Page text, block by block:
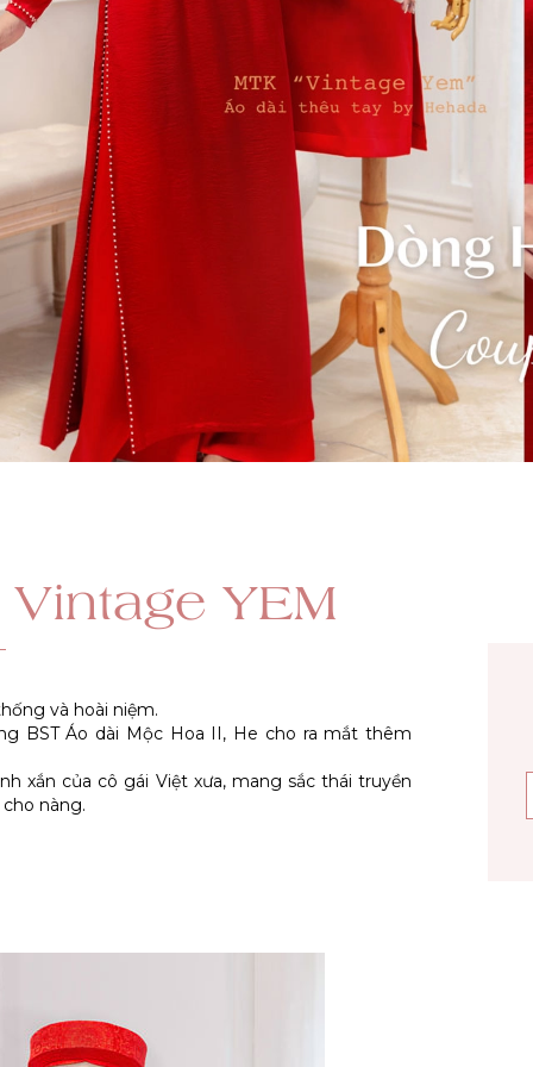
YEM
và hoài niệm.
BST Áo dài Mộc Hoa II, He cho ra mắt thêm
xắn của cô gái Việt xưa, mang sắc thái truyền